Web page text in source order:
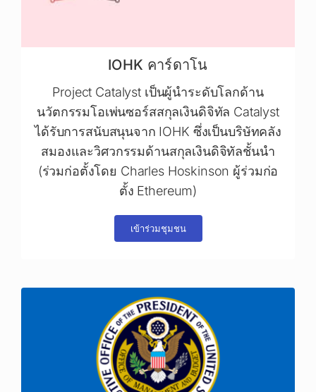
IOHK คาร์ดาโน
Project Catalyst เป็นผู้นำระดับโลกด้าน
นวัตกรรมโอเพ่นซอร์สสกุลเงินดิจิทัล Catalyst
ได้รับการสนับสนุนจาก IOHK ซึ่งเป็นบริษัทคลัง
สมองและวิศวกรรมด้านสกุลเงินดิจิทัลชั้นนำ
(ร่วมก่อตั้งโดย Charles Hoskinson ผู้ร่วมก่อ
ตั้ง Ethereum)
เข้าร่วมชุมชน